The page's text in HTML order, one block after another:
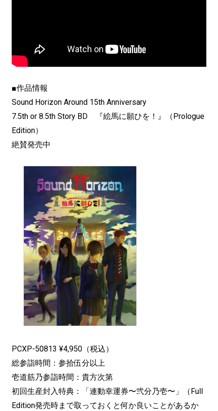
■作品情報
Sound Horizon Around 15th Anniversary
7.5th or 8.5th Story BD 『絵馬に願ひを！』（Prologue
Edition）
絶賛発売中
PCXP-50813 ¥4,950（税込）
総参詣時間：参拾伍分以上
壱道筋乃参詣時間：貴方次第
初回生産封入特典：「連動幸運券〜弐分乃壱〜」（Full
Edition発売時まで取っておくと何か良いことがあるか